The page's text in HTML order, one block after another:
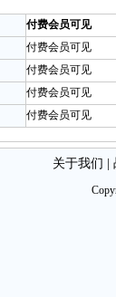
付费会员可见
付费会员可见
付费会员可见
付费会员可见
付费会员可见
关于我们